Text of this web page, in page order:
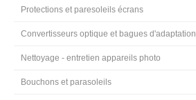
Protections et paresoleils écrans
Convertisseurs optique et bagues d'adaptation
Nettoyage - entretien appareils photo
Bouchons et parasoleils